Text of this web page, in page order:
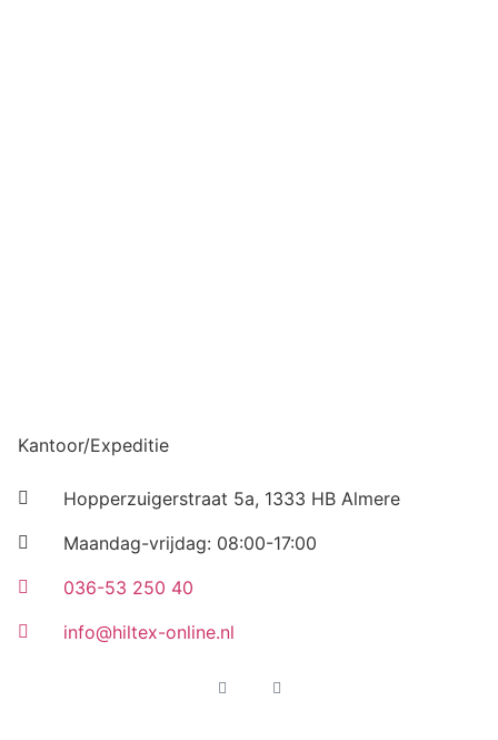
Kantoor/Expeditie
Hopperzuigerstraat 5a, 1333 HB Almere
Maandag-vrijdag: 08:00-17:00
036-53 250 40
info@hiltex-online.nl